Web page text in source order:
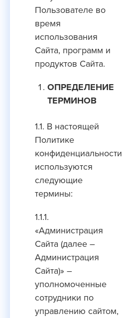
Пользователе во
время
использования
Cайта, программ и
продуктов Сайта.
ОПРЕДЕЛЕНИЕ
ТЕРМИНОВ
1.1. В настоящей
Политике
конфиденциальности
используются
следующие
термины:
1.1.1.
«Администрация
Сайта (далее –
Администрация
Сайта)» –
уполномоченные
сотрудники по
управлению сайтом,